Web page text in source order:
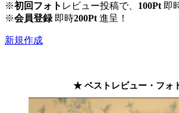
※初回フォト レビュー投稿で、 100Pt 即
※会員登録即時200Pt 進呈！
新規作成
★ ベストレビュー・フォ